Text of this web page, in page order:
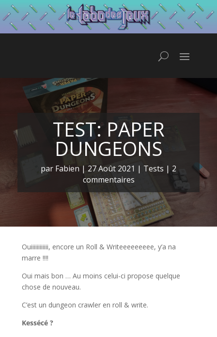
TEST: PAPER
DUNGEONS
par Fabien | 27 Août 2021 | Tests | 2
commentaires
Ouiiiiiiiiiiii, encore un Roll & Writeeeeeeeee, y’a na
marre !!!!
Oui mais bon … Au moins celui-ci propose quelque
chose de nouveau.
C’est un dungeon crawler en roll & write.
Kessécé ?